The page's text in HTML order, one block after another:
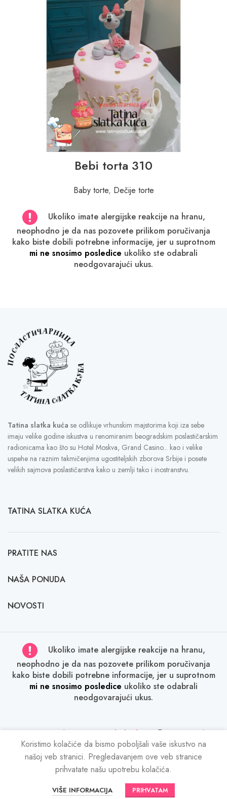
Bebi torta 310
Baby torte, Dečije torte
Ukoliko imate alergijske reakcije na hranu,
neophodno je da nas pozovete prilikom poručivanja
kako biste dobili potrebne informacije, jer u suprotnom
mi ne snosimo posledice ukoliko ste odabrali
neodgovarajući ukus.
Tatina slatka kuća se odlikuje vrhunskim majstorima koji iza sebe
imaju velike godine iskustva u renomiranim beogradskim poslastičarskim
radionicama kao što su Hotel Moskva, Grand Casino... kao i velike
uspehe na raznim takmičenjima ugostiteljskih zborova Srbije i posete
velikih sajmova poslastičarstva kako u zemlji tako i inostranstvu.
TATINA SLATKA KUĆA
PRATITE NAS
NAŠA PONUDA
NOVOSTI
Ukoliko imate alergijske reakcije na hranu,
neophodno je da nas pozovete prilikom poručivanja
kako biste dobili potrebne informacije, jer u suprotnom
mi ne snosimo posledice ukoliko ste odabrali
neodgovarajući ukus.
Sva prava zadržanaTatina slatka kuća
2024. Svako
kopiranje sadržaja bez dozvole je kažnjivo po zakonu.
Koristimo kolačiće da bismo poboljšali vaše iskustvo na
našoj veb stranici. Pregledavanjem ove veb stranice
prihvatate našu upotrebu kolačića.
VIŠE INFORMACIJA PRIHVATAM
Torte